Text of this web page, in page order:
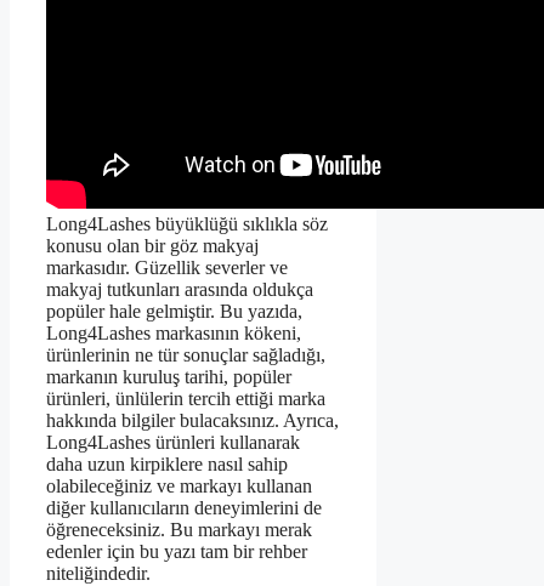
Long4Lashes büyüklüğü sıklıkla söz
konusu olan bir göz makyaj
markasıdır. Güzellik severler ve
makyaj tutkunları arasında oldukça
popüler hale gelmiştir. Bu yazıda,
Long4Lashes markasının kökeni,
ürünlerinin ne tür sonuçlar sağladığı,
markanın kuruluş tarihi, popüler
ürünleri, ünlülerin tercih ettiği marka
hakkında bilgiler bulacaksınız. Ayrıca,
Long4Lashes ürünleri kullanarak
daha uzun kirpiklere nasıl sahip
olabileceğiniz ve markayı kullanan
diğer kullanıcıların deneyimlerini de
öğreneceksiniz. Bu markayı merak
edenler için bu yazı tam bir rehber
niteliğindedir.